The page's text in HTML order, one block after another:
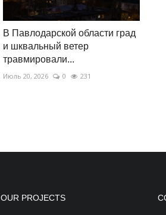
В Павлодарской области град
и шквальный ветер
травмировали...
Июль 20, 2026 0 231
OUR PROJECTS